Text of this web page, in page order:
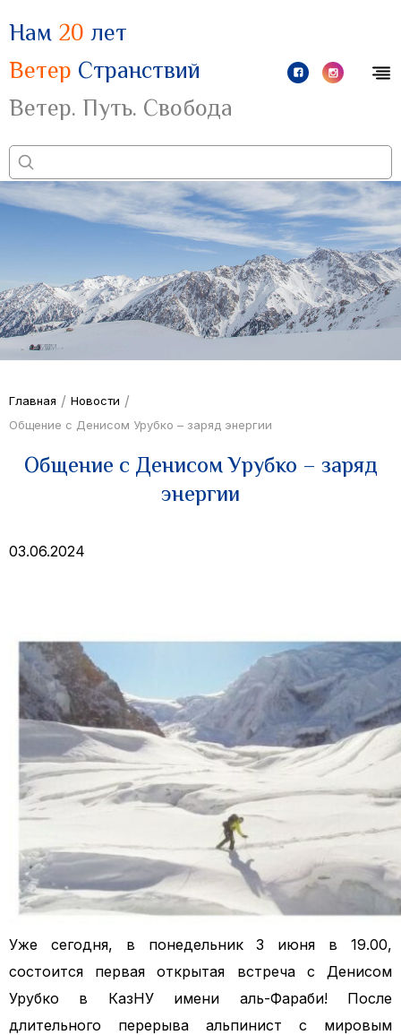
Нам 20 лет
Ветер Странствий
Ветер. Путь. Свобода
Главная / Новости /
Общение с Денисом Урубко – заряд энергии
Общение с Денисом Урубко – заряд
энергии
03.06.2024
Уже сегодня, в понедельник 3 июня в 19.00,
состоится первая открытая встреча с Денисом
Урубко в КазНУ имени аль-Фараби! После
длительного перерыва альпинист с мировым